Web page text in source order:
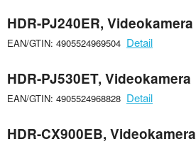
HDR-PJ240ER, Videokamera
EAN/GTIN: 4905524969504 Detail
HDR-PJ530ET, Videokamera
EAN/GTIN: 4905524968828 Detail
HDR-CX900EB, Videokamera